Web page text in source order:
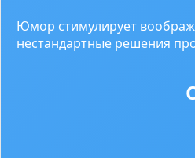
Юмор стимулирует
нестандартные решения